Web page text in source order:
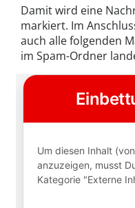
Damit wird eine
markiert. Im
auch alle folgenden
im Spam-Ordner